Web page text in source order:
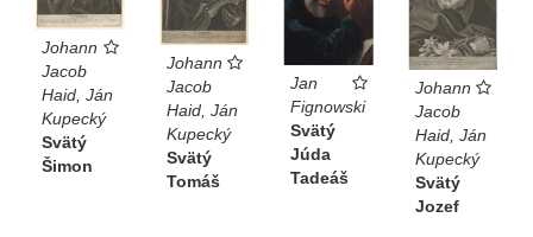
Johann
Jacob
Haid, Ján
Kupecký
Svätý
Šimon
Johann
Jacob
Haid, Ján
Kupecký
Svätý
Tomáš
Johann
Jacob
Haid, Ján
Kupecký
Svätý
Jozef
Jan
Fignowski
Svätý
Júda
Tadeáš